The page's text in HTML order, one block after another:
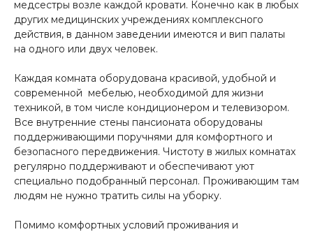
медсестры возле каждой кровати. Конечно как в любых
других медицинских учреждениях комплексного
действия, в данном заведении имеются и вип палаты
на одного или двух человек.
Каждая комната оборудована красивой, удобной и
современной мебелью, необходимой для жизни
техникой, в том числе кондиционером и телевизором.
Все внутренние стены пансионата оборудованы
поддерживающими поручнями для комфортного и
безопасного передвижения. Чистоту в жилых комнатах
регулярно поддерживают и обеспечивают уют
специально подобранный персонал. Проживающим там
людям не нужно тратить силы на уборку.
Помимо комфортных условий проживания и